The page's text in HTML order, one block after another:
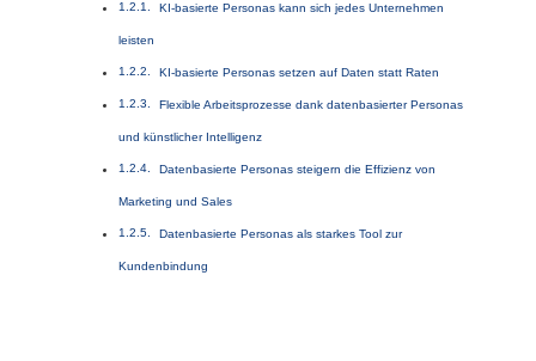
KI-basierte Personas kann sich jedes Unternehmen
leisten
KI-basierte Personas setzen auf Daten statt Raten
Flexible Arbeitsprozesse dank datenbasierter Personas
und künstlicher Intelligenz
Datenbasierte Personas steigern die Effizienz von
Marketing und Sales
Datenbasierte Personas als starkes Tool zur
Kundenbindung